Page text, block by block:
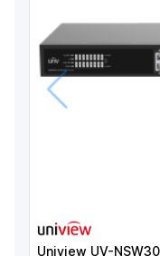
Anterior
Uniview UV-